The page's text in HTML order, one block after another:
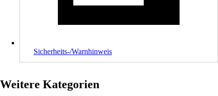
Sicherheits-/Warnhinweis
Weitere Kategorien